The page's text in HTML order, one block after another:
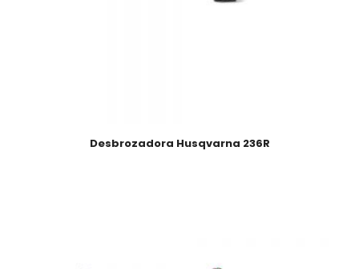
Desbrozadora Husqvarna 236R